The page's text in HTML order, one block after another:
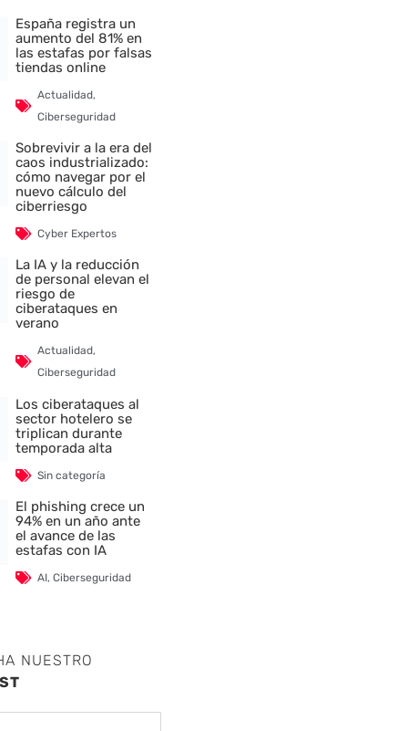
España registra un
aumento del 81% en
las estafas por falsas
tiendas online
Actualidad,
Ciberseguridad
Sobrevivir a la era del
caos industrializado:
cómo navegar por el
nuevo cálculo del
ciberriesgo
Cyber Expertos
La IA y la reducción
de personal elevan el
riesgo de
ciberataques en
verano
Actualidad,
Ciberseguridad
Los ciberataques al
sector hotelero se
triplican durante
temporada alta
Sin categoría
El phishing crece un
94% en un año ante
el avance de las
estafas con IA
AI,Ciberseguridad
NUESTRO